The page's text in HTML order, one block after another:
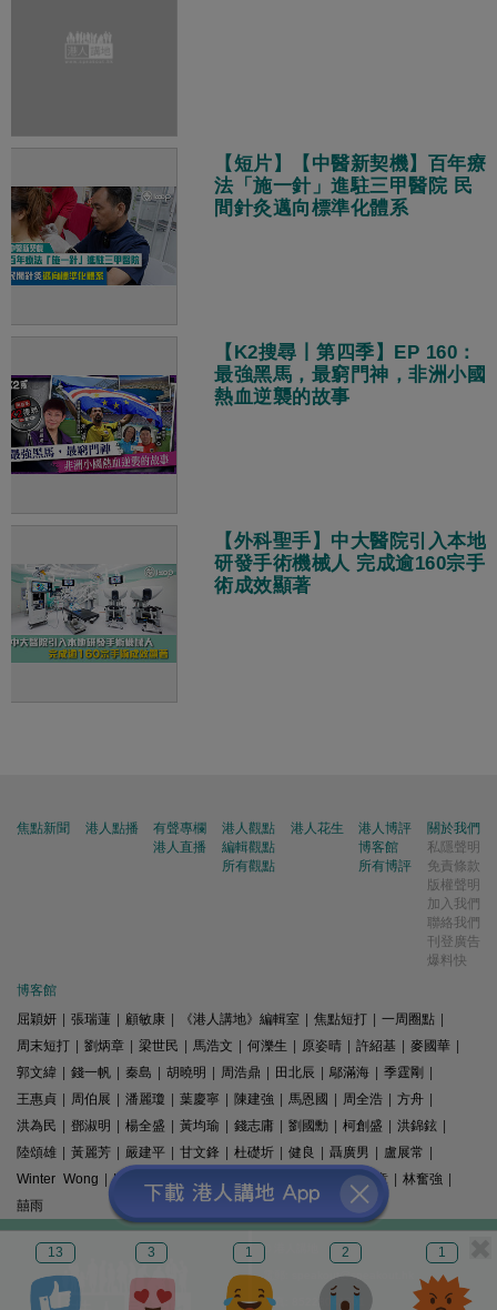
13 3 1 2 1
【短片】【中醫新契機】百年療
法「施一針」進駐三甲醫院 民
間針灸邁向標準化體系
【K2搜尋丨第四季】EP 160：
最強黑馬，最窮門神，非洲小國
熱血逆襲的故事
【外科聖手】中大醫院引入本地
研發手術機械人 完成逾160宗手
術成效顯著
焦點新聞 港人點播
有聲專欄
港人直播
港人觀點
編輯觀點
所有觀點
港人花生
港人博評
博客館
所有博評
關於我們
私隱聲明
免責條款
版權聲明
加入我們
聯絡我們
刊登廣告
爆料快
博客館
屈穎妍
張瑞蓮 顧敏康 《港人講地》編輯室 焦點短打 一周圈點
周末短打
劉炳章 梁世民 馬浩文 何濼生 原姿晴 許紹基 麥國華
郭文緯
錢一帆 秦島 胡曉明 周浩鼎 田北辰 鄔滿海 季霆剛
王惠貞
周伯展 潘麗瓊 葉慶寧 陳建強 馬恩國 周全浩 方舟
洪為民
鄧淑明 楊全盛 黃均瑜 錢志庸 劉國勳 柯創盛 洪錦鉉
陸頌雄
黃麗芳 嚴建平 甘文鋒 杜礎圻 健良 聶廣男 盧展常
Winter Wong
K2 梁文新 羅崑 姚銘 精選文章 林奮強
囍雨
© 港人講地
電郵: speakout@speakout.hk
傳真: 85228041301